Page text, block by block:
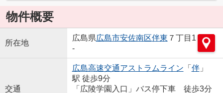
物件概要
所在地
広島県広島市安佐南区伴東 ７丁目1
-
交通
広島高速交通アストラムライン 「 伴」
駅 徒歩9分
「広陵学園入口」バス停下車 徒歩3分